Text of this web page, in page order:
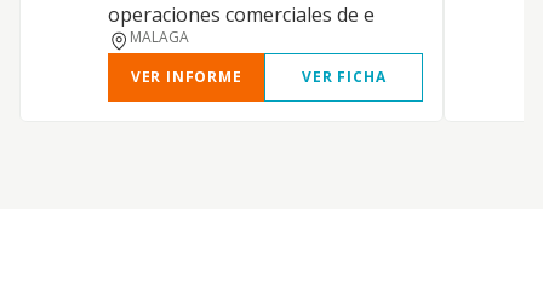
operaciones comerciales de e
MALAGA
VER INFORME
VER FICHA